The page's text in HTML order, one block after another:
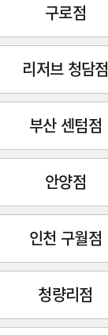
구로점
리저브 청담점
부산 센텀점
안양점
인천 구월점
청량리점